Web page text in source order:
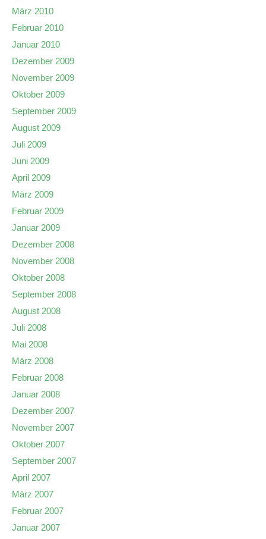
März 2010
Februar 2010
Januar 2010
Dezember 2009
November 2009
Oktober 2009
September 2009
August 2009
Juli 2009
Juni 2009
April 2009
März 2009
Februar 2009
Januar 2009
Dezember 2008
November 2008
Oktober 2008
September 2008
August 2008
Juli 2008
Mai 2008
März 2008
Februar 2008
Januar 2008
Dezember 2007
November 2007
Oktober 2007
September 2007
April 2007
März 2007
Februar 2007
Januar 2007